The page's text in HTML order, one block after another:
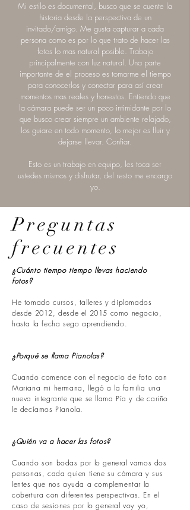
Mi estilo es documental, busco que se cuente la
historia desde la perspectiva de un
invitado/amigo. Me gusta capturar a cada
persona como es por lo que trato de hacer las
fotos lo mas natural posible. Trabajo
principalmente con luz natural. Una parte
importante de el proceso es tomarme el tiempo
para conocerlos y conectar para así crear
momentos mas reales y honestos. Entiendo que
la cámara puede ser un poco intimidante por lo
que busco crear siempre un ambiente relajado,
los guiare en todo momento, lo mejor es fluir y
dejarse llevar. Confiar.
Esto es un trabajo en equipo, les toca ser
ustedes mismos y disfrutar, del resto me encargo
yo.
Preguntas
frecuentes
¿Cuánto tiempo tiempo llevas haciendo
fotos?
He tomado cursos, talleres y diplomados
desde 2012, desde el 2015 como negocio,
hasta la fecha sego aprendiendo.
¿Porqué se llama Pianolas?
Cuando comence con el negocio de foto con
Mariana mi hermana, llegó a la familia una
nueva integrante que se llama Pía y de cariño
le decíamos Pianola.
¿Quién va a hacer las fotos?
Cuando son bodas por lo general vamos dos
personas, cada quien tiene su cámara y sus
lentes que nos ayuda a complementar la
cobertura con diferentes perspectivas. En el
caso de sesiones por lo general voy yo,